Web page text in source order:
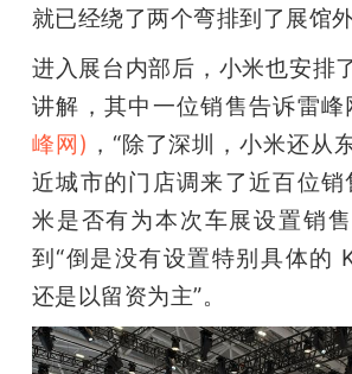
活
动
中
心
就已经绕了两个弯排到了展馆外
进入展台内部后，小米也安排
讲解，其中一位销售告诉雷峰
峰网) ，“除了深圳，小米还从
近城市的门店调来了近百位销
米是否有为本次车展设置销
到“倒是没有设置特别具体的
还是以留资为主”。